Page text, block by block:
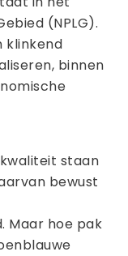
(NPLG).
klinkend
binnen
staan
bewust
Maar hoe pak